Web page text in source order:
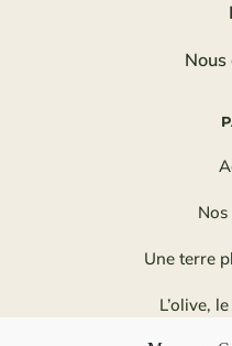
Une terre
L’olive,